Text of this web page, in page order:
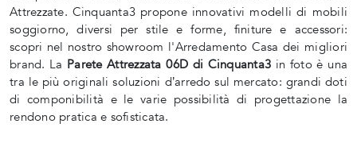
Attrezzate. Cinquanta3 propone innovativi modelli di mobili
soggiorno, diversi per stile e forme, finiture e accessori:
scopri nel nostro showroom l'Arredamento Casa dei migliori
brand. La Parete Attrezzata 06D di Cinquanta3 in foto è una
tra le più originali soluzioni d’arredo sul mercato: grandi doti
di componibilità e le varie possibilità di progettazione la
rendono pratica e sofisticata.